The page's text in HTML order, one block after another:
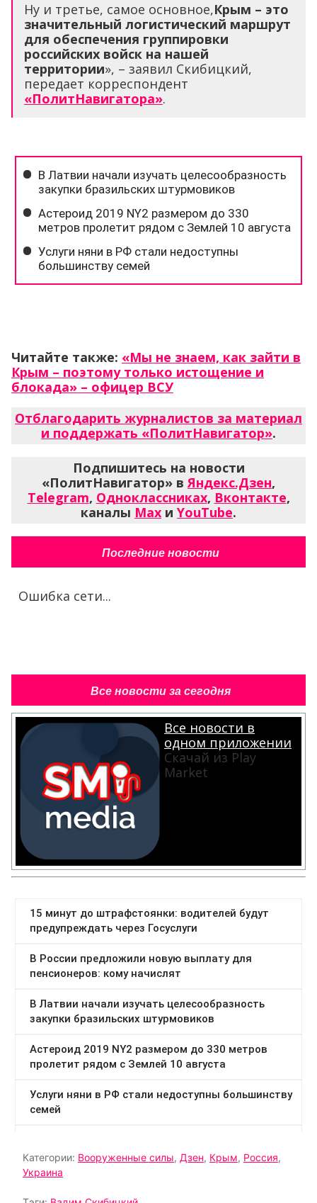
Ну и третье, самое основное,Крым – это
значительный логистический маршрут
для обеспечения группировки
российских войск на нашей
территории», – заявил Скибицкий,
передает корреспондент
«ПолитНавигатора».
Читайте также: «Мы не знаем, как зайти в
Крым – поэтому только истощение и
блокада» – офицер ВСУ
Отблагодарить журналистов за материал
и поддержать «ПолитНавигатор».
Подпишитесь на новости
«ПолитНавигатор» вЯндекс.Дзен,
Telegram, Одноклассниках, Вконтакте,
каналы Max и YouTube.
Последние новости
Ошибка сети...
Все новости за сегодня
Все новости в
одном приложении
Скачай из Play
Market
Категории: Вооруженные силы, Дзен, Крым, Россия,
Украина